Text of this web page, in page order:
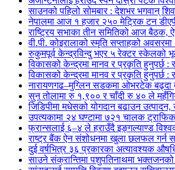
साउनको पहिलो सोमबार : देशभर भगवान्
नेपालमा आज १ हजार २५० मेट्रिक टन
राष्ट्रिय सभाका तीन समितिको आज बैठक,
वी.पी. कोइरालाको स्मृति सप्ताहको
रुकुमपूर्व केन्द्रविन्दु भएर ५ रेक्टर स्केलको
विकासको केन्द्रमा मानव र प्रकृति हुनुपर्छ :
विकासको केन्द्रमा मानव र प्रकृति हुनुपर्छ :
नारायणगढ–मुग्लिन सडकमा ओभरटेक बढ्दा
सुन तोलामा रु १,९०० र चाँदी रु ४० ले
जिडिपीमा मधेसको योगदान बढाउन
उपत्यकामा २४ घण्टामा ७२१ चालक ट्राफिक
फ्रान्सलाई ६–४ ले हराउँदै इङ्गल्याण्ड
राष्ट्र बैंक ऐन संशोधनमा खुला छलफल गर्न
दुई वर्षभित्र ३६ प्रकारका अत्यावश्यक
साउने संक्रान्तिमा पशुपतिनाथमा भक्तजनको